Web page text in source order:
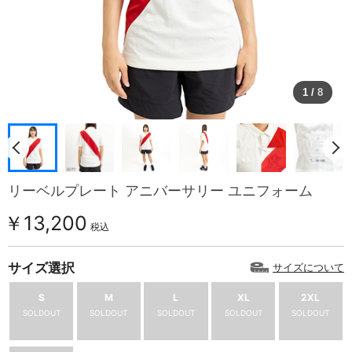
1 / 8
リーベルプレート アニバーサリー ユニフォーム
￥13,200 税込
サイズ選択 サイズについて
S
SOLDOUT
M
SOLDOUT
L
SOLDOUT
XL
SOLDOUT
2XL
SOLDOUT